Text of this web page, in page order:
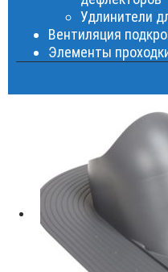
Удлинители
Вентиляция
Элементы